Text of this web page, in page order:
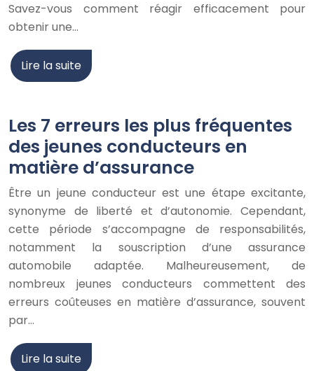
Savez-vous comment réagir efficacement pour
obtenir une…
Lire la suite
Les 7 erreurs les plus fréquentes
des jeunes conducteurs en
matière d’assurance
Être un jeune conducteur est une étape excitante,
synonyme de liberté et d’autonomie. Cependant,
cette période s’accompagne de responsabilités,
notamment la souscription d’une assurance
automobile adaptée. Malheureusement, de
nombreux jeunes conducteurs commettent des
erreurs coûteuses en matière d’assurance, souvent
par…
Lire la suite